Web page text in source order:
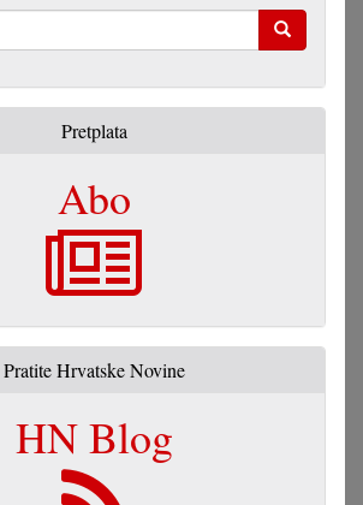
Pretplata
Abo
Pratite Hrvatske Novine
HN Blog